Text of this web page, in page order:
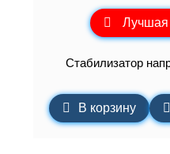
Лучшая
Стабилизатор
В корзину